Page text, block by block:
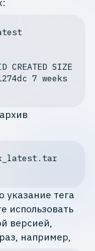
CREATED SIZE
dc 7 weeks
.tar
тега
использовать
версией,
например,